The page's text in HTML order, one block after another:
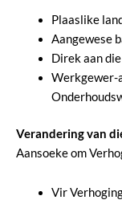
Plaaslike
Aangewese
Direk aan
Werkgewer-
Verandering van
Aansoeke om
Vir